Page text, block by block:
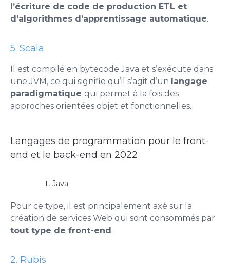
l’écriture de code de production ETL et
d’algorithmes d’apprentissage automatique.
5. Scala
Il est compilé en bytecode Java et s’exécute dans
une JVM, ce qui signifie qu’il s’agit d’un langage
paradigmatique qui permet à la fois des
approches orientées objet et fonctionnelles.
Langages de programmation pour le front-
end et le back-end en 2022
Java
Pour ce type, il est principalement axé sur la
création de services Web qui sont consommés par
tout type de front-end.
2. Rubis